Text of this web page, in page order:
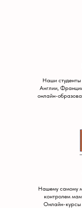
Наши
Англии,
онлайн-
Нашему самому
контролем
Онлайн-курсы